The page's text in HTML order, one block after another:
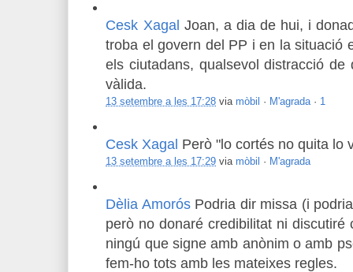
Cesk Xagal Joan, a dia de hui, i
troba el govern del PP i en la situació
els ciutadans, qualsevol distracció de
vàlida.
13 setembre a les 17:28 via mòbil · M'agrada· 1
Cesk Xagal Però "lo cortés no quita lo
13 setembre a les 17:29 via mòbil · M'agrada
Dèlia Amorós Podria dir missa (i
però no donaré credibilitat ni discutiré
ningú que signe amb anònim o amb
fem-ho tots amb les mateixes regles.